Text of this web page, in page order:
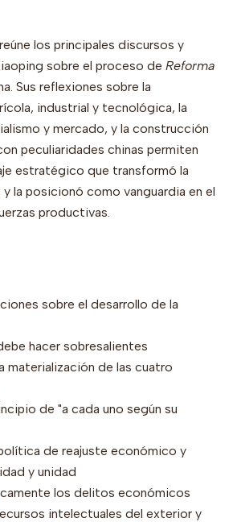
los principales discursos y
sobre el proceso de Reforma
Sus reflexiones sobre la
industrial y tecnológica, la
y mercado, y la construcción
peculiaridades chinas permiten
estratégico que transformó la
la posicionó como vanguardia en el
productivas.
sobre el desarrollo de la
hacer sobresalientes
materialización de las cuatro
de "a cada uno según su
de reajuste económico y
y unidad
los delitos económicos
intelectuales del exterior y